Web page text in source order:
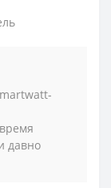
давно